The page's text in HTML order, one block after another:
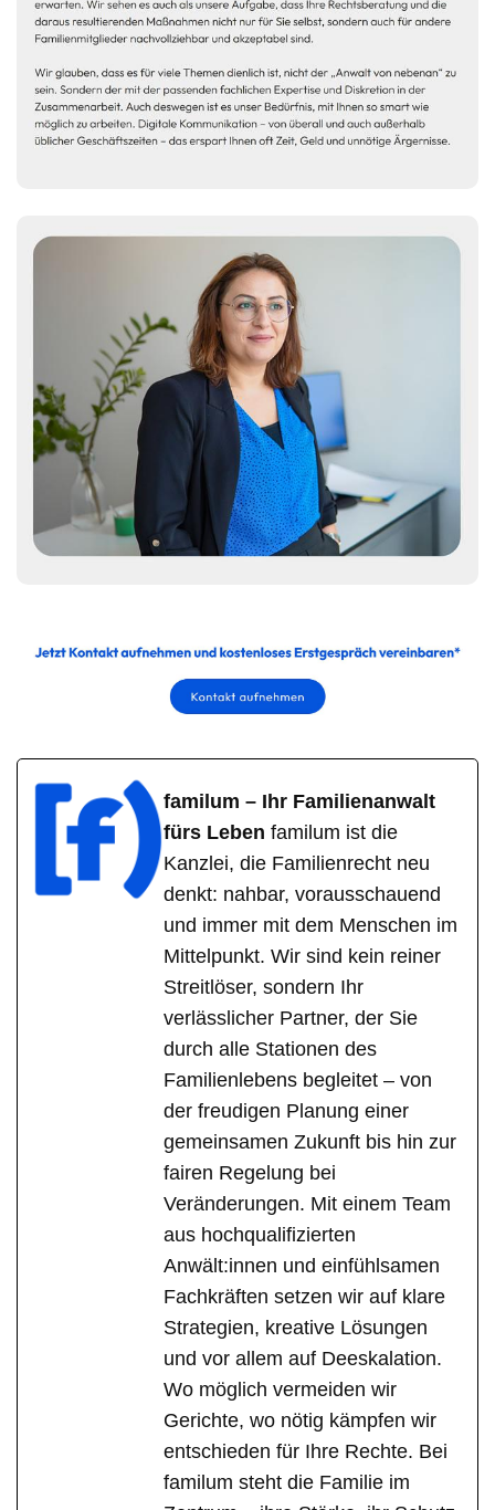
familum – Ihr Familienanwalt
fürs Leben familum ist die
Kanzlei, die Familienrecht neu
denkt: nahbar, vorausschauend
und immer mit dem Menschen im
Mittelpunkt. Wir sind kein reiner
Streitlöser, sondern Ihr
verlässlicher Partner, der Sie
durch alle Stationen des
Familienlebens begleitet – von
der freudigen Planung einer
gemeinsamen Zukunft bis hin zur
fairen Regelung bei
Veränderungen. Mit einem Team
aus hochqualifizierten
Anwält:innen und einfühlsamen
Fachkräften setzen wir auf klare
Strategien, kreative Lösungen
und vor allem auf Deeskalation.
Wo möglich vermeiden wir
Gerichte, wo nötig kämpfen wir
entschieden für Ihre Rechte. Bei
familum steht die Familie im